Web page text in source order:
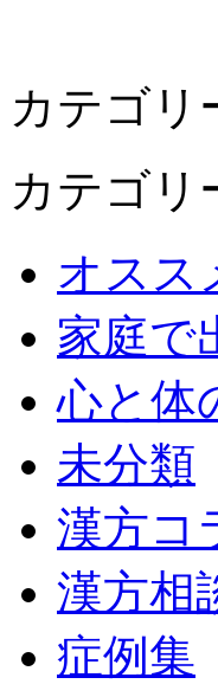
カテゴリ
カテゴリ
オスス
家庭で
心と体
未分類
漢方コ
漢方相
症例集